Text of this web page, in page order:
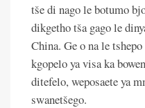
tše di nago le botumo
dikgetho tša gago le
China. Ge o na le
kgopelo ya visa ka
ditefelo, weposaete ya
swanetšego.